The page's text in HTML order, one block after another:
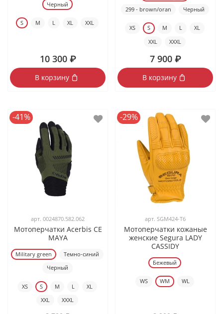
Черный
S M L XL XXL
10 300 ₽
В корзину
299 - brown/oran
Черный
XS S M L
XL
XXL
XXXL
7 900 ₽
В корзину
-41%
арт. 0024870.582.062
Мотоперчатки Acerbis CE
MAYA
Military green
Темно-синий
Черный
XS S M L
XL
XXL
XXXL
-29%
арт. SGM424-T6
Мотоперчатки кожаные
женские Segura LADY
CASSIDY
Бежевый
WS WM WL